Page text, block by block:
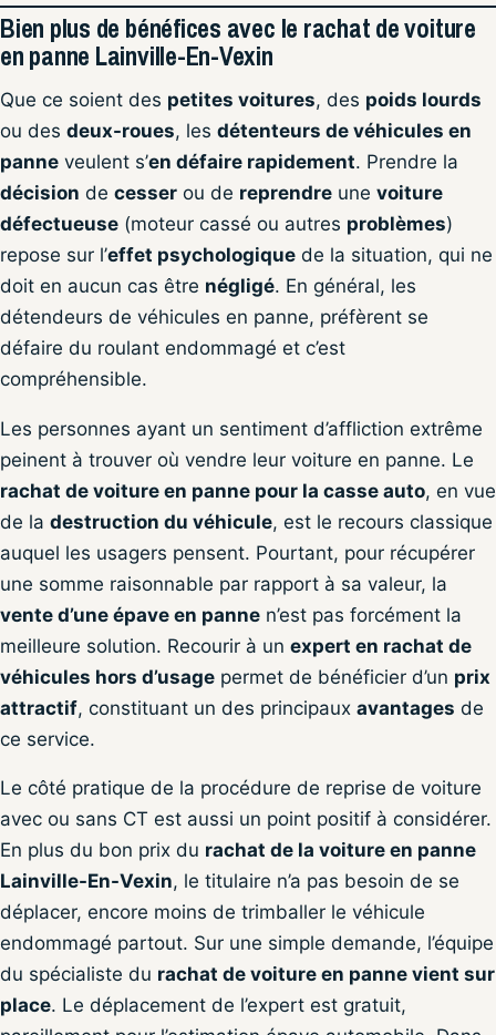
Bien plus de bénéfices avec le rachat de voiture
en panne Lainville-En-Vexin
Que ce soient des petites voitures, des poids lourds
ou des deux-roues, les détenteurs de véhicules en
panne veulent s’en défaire rapidement. Prendre la
décision de cesser ou de reprendre une voiture
défectueuse (moteur cassé ou autres problèmes)
repose sur l’effet psychologique de la situation, qui ne
doit en aucun cas être négligé. En général, les
détendeurs de véhicules en panne, préfèrent se
défaire du roulant endommagé et c’est
compréhensible.
Les personnes ayant un sentiment d’affliction extrême
peinent à trouver où vendre leur voiture en panne. Le
rachat de voiture en panne pour la casse auto, en vue
de la destruction du véhicule, est le recours classique
auquel les usagers pensent. Pourtant, pour récupérer
une somme raisonnable par rapport à sa valeur, la
vente d’une épave en panne n’est pas forcément la
meilleure solution. Recourir à un expert en rachat de
véhicules hors d’usage permet de bénéficier d’un prix
attractif, constituant un des principaux avantages de
ce service.
Le côté pratique de la procédure de reprise de voiture
avec ou sans CT est aussi un point positif à considérer.
En plus du bon prix du rachat de la voiture en panne
Lainville-En-Vexin, le titulaire n’a pas besoin de se
déplacer, encore moins de trimballer le véhicule
endommagé partout. Sur une simple demande, l’équipe
du spécialiste du rachat de voiture en panne vient sur
place. Le déplacement de l’expert est gratuit,